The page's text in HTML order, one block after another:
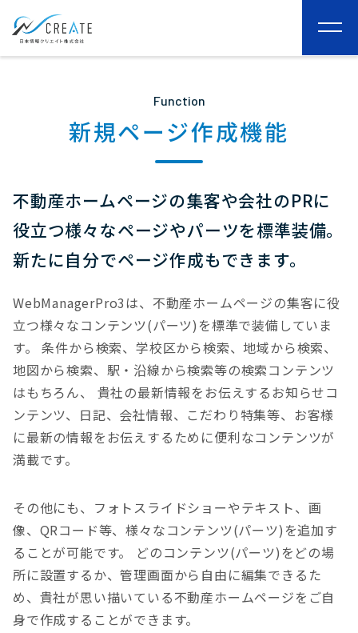
Function
新規ページ作成機能
不動産ホームページの集客や会社のPRに
役立つ様々なページやパーツを標準装備。
新たに自分でページ作成もできます。
WebManagerPro3は、不動産ホームページの集客に役
立つ様々なコンテンツ(パーツ)を標準で装備していま
す。
条件から検索、学校区から検索、地域から検索、
地図から検索、駅・沿線から検索等の検索コンテンツ
はもちろん、 貴社の最新情報をお伝えするお知らせコ
ンテンツ、日記、会社情報、こだわり特集等、お客様
に最新の情報をお伝えするために便利なコンテンツが
満載です。
その他にも、フォトスライドショーやテキスト、画
像、QRコード等、様々なコンテンツ(パーツ)を追加す
ることが可能です。
どのコンテンツ(パーツ)をどの場
所に設置するか、管理画面から自由に編集できるた
め、貴社が思い描いている不動産ホームページをご自
身で作成することができます。